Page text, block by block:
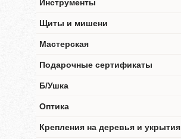
Инструменты
Щиты и мишени
Мастерская
Подарочные сертификаты
Б/Ушка
Оптика
Крепления на деревья и укрытия